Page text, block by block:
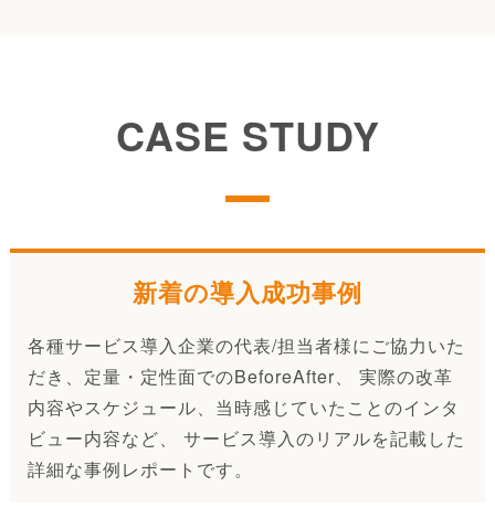
CASE STUDY
新着の導入成功事例
各種サービス導入企業の代表/担当者様にご協力いた
だき、定量・定性面でのBeforeAfter、 実際の改革
内容やスケジュール、当時感じていたことのインタ
ビュー内容など、 サービス導入のリアルを記載した
詳細な事例レポートです。